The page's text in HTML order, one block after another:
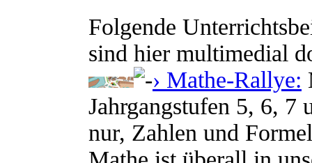
Folgende
sind hier multimedial
› Mathe-Rallye:
Jahrgangstufen 5, 6, 7
nur, Zahlen und